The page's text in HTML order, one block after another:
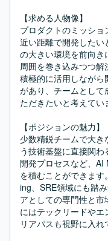
【求める人物像】
プロダクトのミッシ
近い距離で開発した
の大きい環境を前向
周囲を巻き込みつつ
積極的に活用しなが
があり、チームとし
ただきたいと考えてい
【ポジションの魅力】
少数精鋭チームで大
う技術基盤に直接関
開発プロセスなど、AI
を積むことができま
ing、SRE領域にも踏
アとしての専門性と
にはテックリードや
リアパスも視野に入れ